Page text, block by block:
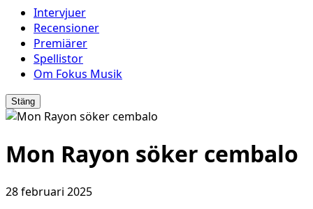
Intervjuer
Recensioner
Premiärer
Spellistor
Om Fokus Musik
Stäng
Mon Rayon söker cembalo
28 februari 2025